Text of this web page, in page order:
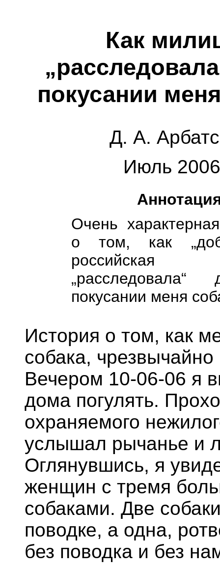
Как
покусании
Д. А.
Июль 2006
Очень
о том, как
российская
покусании меня
История о том, как
собака,
Вечером 10-06-06 я
дома погулять.
охраняемого
услышал рычанье и
Оглянувшись, я
женщин с тремя
собаками. Две
поводке, а одна,
без поводка и без